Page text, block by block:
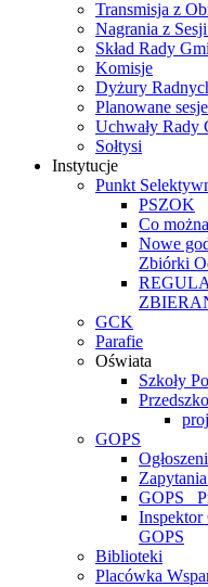
Transmisja z
Nagrania z
Skład Rady
Komisje
Dyżury
Planowane sesje
Uchwały Rady
Sołtysi
Instytucje
Punkt
PSZOK
Co
Nowe
Zbiórki
GCK
Parafie
Oświata
Szkoły
GOPS
GOPS_
GOPS
Biblioteki
Placówka